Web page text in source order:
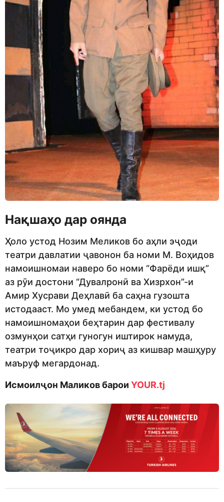
Нақшаҳо дар оянда
Ҳоло устод Нозим Меликов бо аҳли эҷоди
театри давлатии ҷавонон ба номи М. Воҳидов
намоишномаи наверо бо номи “Фарёди ишқ”
аз рӯи достони “Дувалронӣ ва Хизрхон”-и
Амир Хусрави Деҳлавӣ ба саҳна гузошта
истодааст. Мо умед мебандем, ки устод бо
намоишномаҳои беҳтарин дар фестивалу
озмунҳои сатҳи гуногун иштирок намуда,
театри тоҷикро дар хориҷ аз кишвар машҳуру
маъруф мегардонад.
Исмоилҷон Маликов барои YOUR.tj